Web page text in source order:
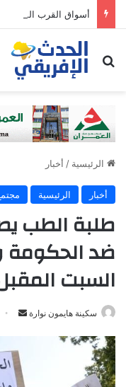
ابحث عن
الرئيسية / أخبار
أخبار الرئيسية
طلبة الطب
ضد الحكومة
السبت
سكينة هايمون نوارة